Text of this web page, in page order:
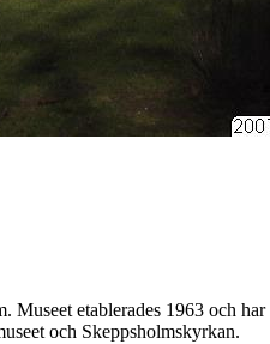
etablerades 1963 och
och Skeppsholmskyrkan.